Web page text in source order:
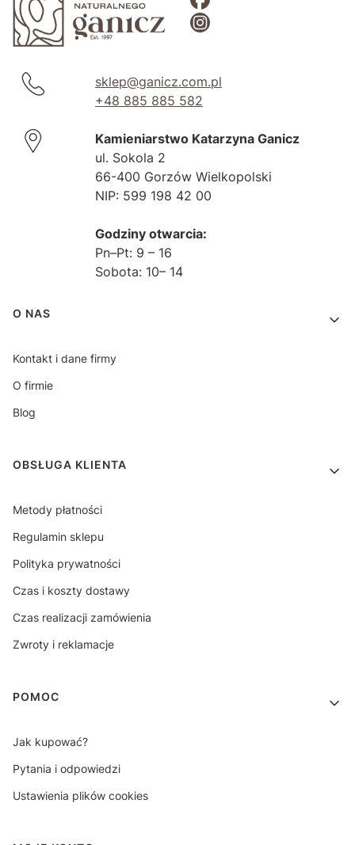
sklep@ganicz.com.pl
+48 885 885 582
Kamieniarstwo Katarzyna Ganicz
ul. Sokola 2
66-400 Gorzów Wielkopolski
NIP: 599 198 42 00
Godziny otwarcia:
Pn–Pt: 9 – 16
Sobota: 10– 14
Linki w stopce
O NAS
Kontakt i dane firmy
O firmie
Blog
OBSŁUGA KLIENTA
Metody płatności
Regulamin sklepu
Polityka prywatności
Czas i koszty dostawy
Czas realizacji zamówienia
Zwroty i reklamacje
POMOC
Jak kupować?
Pytania i odpowiedzi
Ustawienia plików cookies